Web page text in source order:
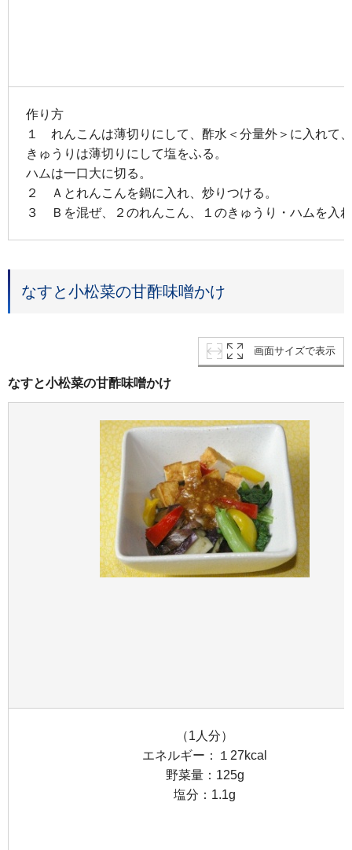
作り方
１ れんこんは薄切りにして、酢水＜分量外＞に入れて
きゅうりは薄切りにして塩をふる。
ハムは一口大に切る。
２ Ａとれんこんを鍋に入れ、炒りつける。
３ Ｂを混ぜ、２のれんこん、１のきゅうり・ハムを入
なすと小松菜の甘酢味噌かけ
画面サイズで表示
なすと小松菜の甘酢味噌かけ
（1人分）
エネルギー：１27kcal
野菜量：125g
塩分：1.1g